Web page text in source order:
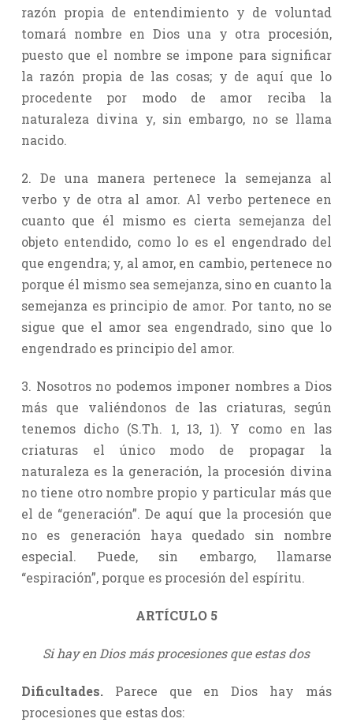
razón propia de entendimiento y de voluntad
tomará nombre en Dios una y otra procesión,
puesto que el nombre se impone para significar
la razón propia de las cosas; y de aquí que lo
procedente por modo de amor reciba la
naturaleza divina y, sin embargo, no se llama
nacido.
2. De una manera pertenece la semejanza al
verbo y de otra al amor. Al verbo pertenece en
cuanto que él mismo es cierta semejanza del
objeto entendido, como lo es el engendrado del
que engendra; y, al amor, en cambio, pertenece no
porque él mismo sea semejanza, sino en cuanto la
semejanza es principio de amor. Por tanto, no se
sigue que el amor sea engendrado, sino que lo
engendrado es principio del amor.
3. Nosotros no podemos imponer nombres a Dios
más que valiéndonos de las criaturas, según
tenemos dicho (S.Th. 1, 13, 1). Y como en las
criaturas el único modo de propagar la
naturaleza es la generación, la procesión divina
no tiene otro nombre propio y particular más que
el de “generación”. De aquí que la procesión que
no es generación haya quedado sin nombre
especial. Puede, sin embargo, llamarse
“espiración”, porque es procesión del espíritu.
ARTÍCULO 5
Si hay en Dios más procesiones que estas dos
Dificultades.Parece que en Dios hay más
procesiones que estas dos: